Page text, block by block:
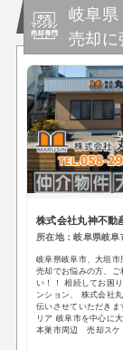
岐阜
売却に
株式会社丸神不動
所在地：岐阜県岐
岐阜県岐阜市、大垣
売却でお悩みの方、ご
い！！ 相続してお困
ンション、 株式会社
伝いさせていただき
リア 岐阜市を中心に
本巣市周辺 売却ス